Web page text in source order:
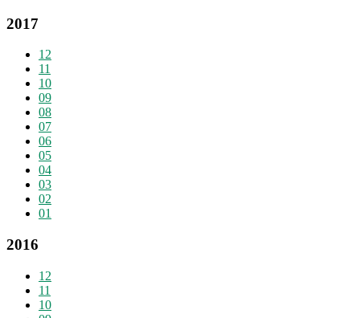
2017
12
11
10
09
08
07
06
05
04
03
02
01
2016
12
11
10